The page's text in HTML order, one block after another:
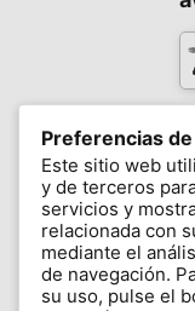
-
Preferencias
Este sitio web
y de terceros
servicios y
relacionada con
mediante el
de navegación.
su uso, pulse el